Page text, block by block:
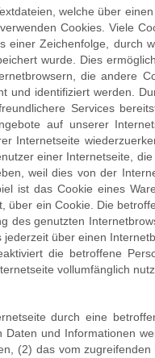
welche über
Cookies. Viele
einer Zeichenfolge, durch
wurde. Dies
die andere
und identifiziert werden.
Services
auf unserer
Internetseite
einer Internetseite,
weil dies von der
ist das Cookie eines
über ein Cookie. Die
des genutzten
über einen
die betroffene
vollumfänglich
durch eine
und Informationen
(2) das vom zugreifenden